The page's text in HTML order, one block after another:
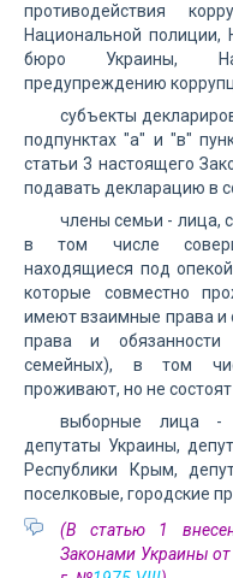
противодействия
Национальной полиции,
бюро Украины,
предупреждению
субъекты
подпунктах "а" и "в"
статьи 3 настоящего
подавать декларацию в
члены семьи - лица,
в том числе
находящиеся под
которые совместно
имеют взаимные права и
права и
семейных), в том
проживают, но не состоят
выборные лица -
депутаты Украины,
Республики Крым,
поселковые, городские
(В статью 1
Законами Украины